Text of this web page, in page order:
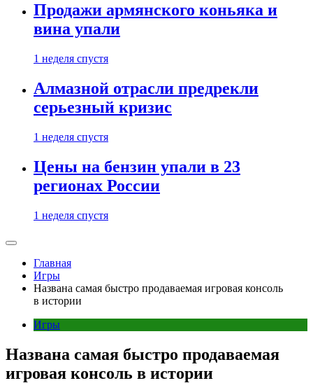
Продажи армянского коньяка и
вина упали
1 неделя спустя
Алмазной отрасли предрекли
серьезный кризис
1 неделя спустя
Цены на бензин упали в 23
регионах России
1 неделя спустя
Главная
Игры
Названа самая быстро продаваемая игровая консоль
в истории
Игры
Названа самая быстро продаваемая
игровая консоль в истории